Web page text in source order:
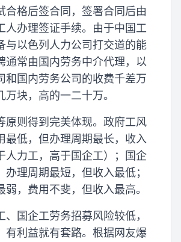
合格后签合同，签署合同后由
人办理签证手续。由于中国工
与以色列人力公司打交道的能
通常由国内劳务中介代理，以
和国内劳务公司的收费千差万
万块，高的一二十万。
原则得到完美体现。政府工风
最低，但办理周期最长，收入
人力工，高于国企工）；国企
办理周期最短，但收入最低；
弱，费用不斐，但收入最高。
、国企工劳务招募风险较低，
有利益就有套路。根据网友爆